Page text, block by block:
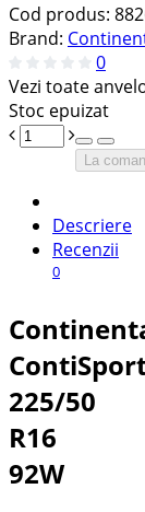
Cod produs:
Brand:
0
Vezi toate
Stoc epuizat
La
Descriere
Recenzii
0
225/50
R16
92W